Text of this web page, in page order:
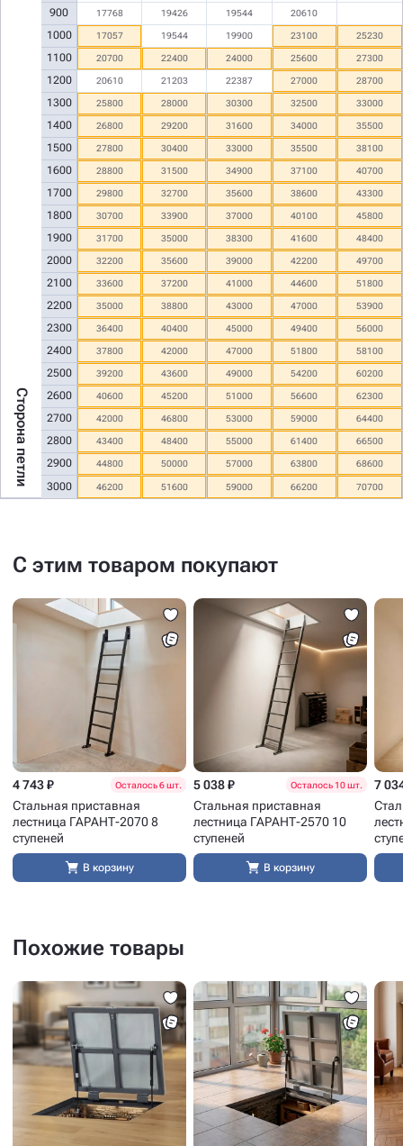
Сторона петли
900
1000
1100
1200
1300
1400
1500
1600
1700
1800
1900
2000
2100
2200
2300
2400
2500
2600
2700
2800
2900
3000
17768 19426 19544 20610
17057 19544 19900 23100 25230
20700 22400 24000 25600 27300
20610 21203 22387 27000 28700
25800 28000 30300 32500 33000
26800 29200 31600 34000 35500
27800 30400 33000 35500 38100
28800 31500 34900 37100 40700
29800 32700 35600 38600 43300
30700 33900 37000 40100 45800
31700 35000 38300 41600 48400
32200 35600 39000 42200 49700
33600 37200 41000 44600 51800
35000 38800 43000 47000 53900
36400 40400 45000 49400 56000
37800 42000 47000 51800 58100
39200 43600 49000 54200 60200
40600 45200 51000 56600 62300
42000 46800 53000 59000 64400
43400 48400 55000 61400 66500
44800 50000 57000 63800 68600
46200 51600 59000 66200 70700
С этим товаром покупают
4 743 ₽ Осталось 6 шт.
Стальная приставная
лестница ГАРАНТ-2070 8
ступеней
В корзину
5 038 ₽ Осталось 10 шт.
Стальная приставная
лестница ГАРАНТ-2570 10
ступеней
В корзину
7
Похожие товары